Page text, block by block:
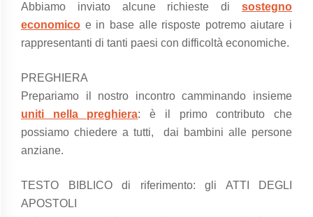
Abbiamo inviato alcune richieste di sostegno
economico e in base alle risposte potremo aiutare i
rappresentanti di tanti paesi con difficoltà economiche.
PREGHIERA
Prepariamo il nostro incontro camminando insieme
uniti nella preghiera: è il primo contributo che
possiamo chiedere a tutti, dai bambini alle persone
anziane.
TESTO BIBLICO di riferimento: gli ATTI DEGLI
APOSTOLI